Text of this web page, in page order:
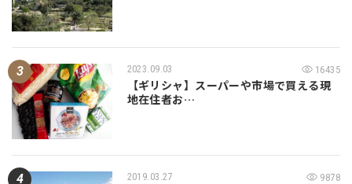
2023.09.03 16435
【ギリシャ】スーパーや市場で買える現
地在住者お…
2019.03.27 9878